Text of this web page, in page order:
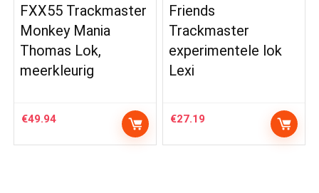
FXX55 Trackmaster
Monkey Mania
Thomas Lok,
meerkleurig
€49.94
Friends
Trackmaster
experimentele lok
Lexi
€27.19